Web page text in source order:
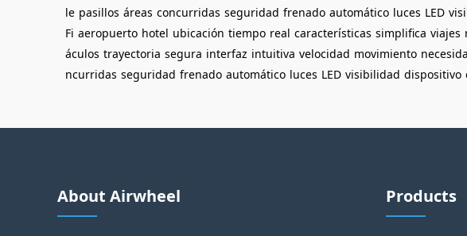
le pasillos áreas concurridas seguridad frenado automático luces LED
Fi aeropuerto hotel ubicación tiempo real características simplifica viajes
áculos trayectoria segura interfaz intuitiva velocidad movimiento
ncurridas seguridad frenado automático luces LED visibilidad dispositivo
About Airwheel Products